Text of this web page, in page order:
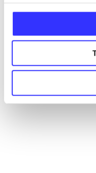
Artikler
Alle registrerede
...
...